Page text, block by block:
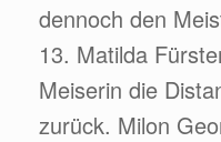
dennoch den
13. Matilda
Meiserin die
zurück. Milon